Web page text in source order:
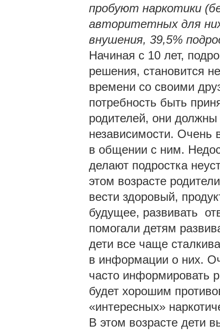
пробуют наркотики
авторитетных для
внушения, 39,5%
Начиная с 10 лет,
решения, становится
времени со своими
потребность быть
родителей, они должны
независимости. Очень
в общении с ним.
делают подростка
этом возрасте
вести здоровый,
будущее, развивать
помогали детям
дети все чаще
в информации о них.
часто информировать
будет хорошим
«интересных»
В этом возрасте дети